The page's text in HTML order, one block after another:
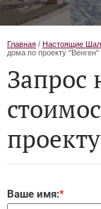
Главная / Настоящие
дома по проекту "Венген"
Запрос
Ваше имя:*